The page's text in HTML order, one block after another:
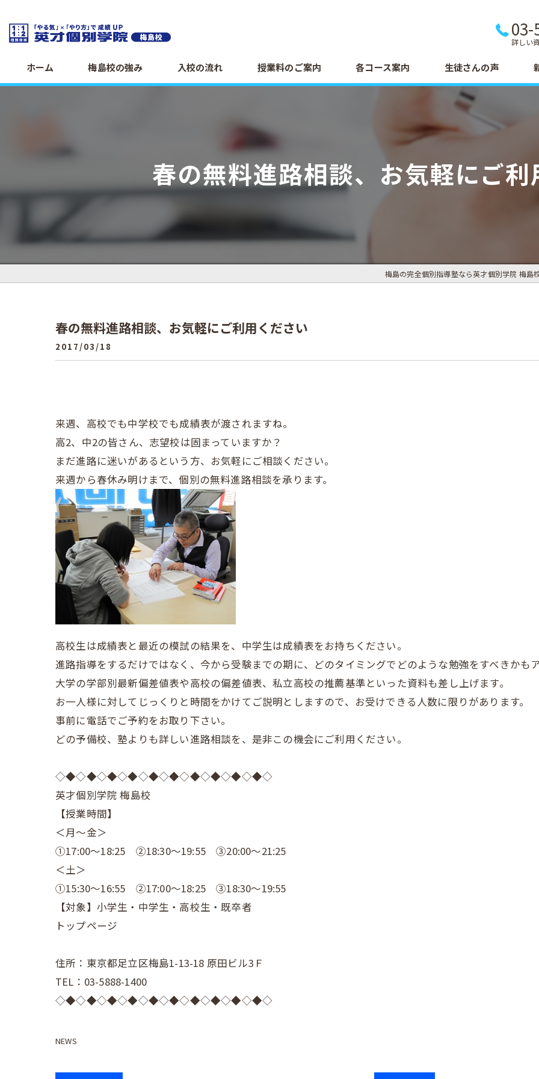
03-
詳しい
ホーム 梅島校の強み 入校の流れ 授業料のご案内 各コース案内 生徒さんの声
春の無料進路相談、お気軽にご
梅島の完全個別指導塾なら英才個別学院 梅島
春の無料進路相談、お気軽にご利用ください
2017/03/18
来週、高校でも中学校でも成績表が渡されますね。
高2、中2の皆さん、志望校は固まっていますか？
まだ進路に迷いがあるという方、お気軽にご相談ください。
来週から春休み明けまで、個別の無料進路相談を承ります。
高校生は成績表と最近の模試の結果を、中学生は成績表をお持ちください。
進路指導をするだけではなく、今から受験までの期に、どのタイミングでどのような勉強をすべきかもア
大学の学部別最新偏差値表や高校の偏差値表、私立高校の推薦基準といった資料も差し上げます。
お一人様に対してじっくりと時間をかけてご説明としますので、お受けできる人数に限りがあります。
事前に電話でご予約をお取り下さい。
どの予備校、塾よりも詳しい進路相談を、是非この機会にご利用ください。
◇◆◇◆◇◆◇◆◇◆◇◆◇◆◇◆◇◆◇◆◇
英才個別学院 梅島校
【授業時間】
＜月～金＞
①17:00～18:25 ②18:30～19:55 ③20:00～21:25
＜土＞
①15:30～16:55 ②17:00～18:25 ③18:30～19:55
【対象】小学生・中学生・高校生・既卒者
トップページ
住所：東京都足立区梅島1-13-18 原田ビル3Ｆ
TEL：03-5888-1400
◇◆◇◆◇◆◇◆◇◆◇◆◇◆◇◆◇◆◇◆◇
NEWS